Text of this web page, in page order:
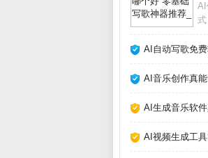
AI
AI自动写歌免
AI音乐创作真
AI生成音乐软
AI视频生成工